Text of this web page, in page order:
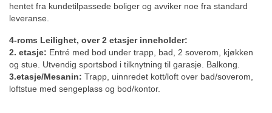
hentet fra kundetilpassede boliger og avviker noe fra standard
leveranse.
4-roms Leilighet, over 2 etasjer inneholder:
2. etasje: Entré med bod under trapp, bad, 2 soverom, kjøkken
og stue. Utvendig sportsbod i tilknytning til garasje. Balkong.
3.etasje/Mesanin: Trapp, uinnredet kott/loft over bad/soverom,
loftstue med sengeplass og bod/kontor.